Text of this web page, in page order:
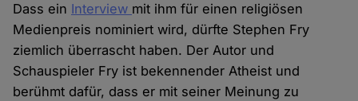
Dass ein Interview mit ihm für einen religiösen
Medienpreis nominiert wird, dürfte Stephen Fry
ziemlich überrascht haben. Der Autor und
Schauspieler Fry ist bekennender Atheist und
berühmt dafür, dass er mit seiner Meinung zu